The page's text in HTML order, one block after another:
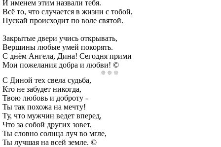
И именем этим назвали тебя.
Всё то, что случается в жизни с тобой,
Пускай происходит по воле святой.
Закрытые двери учись открывать,
Вершины любые умей покорять.
С днём Ангела, Дина! Сегодня прими
Мои пожелания добра и любви! ©
С Диной тех свела судьба,
Кто не забудет никогда,
Твою любовь и доброту -
Ты так похожа на мечту!
Ту, что мужчин ведет вперед,
Что за собой других зовет,
Ты словно солнца луч во мгле,
Ты лучшая на всей земле. ©